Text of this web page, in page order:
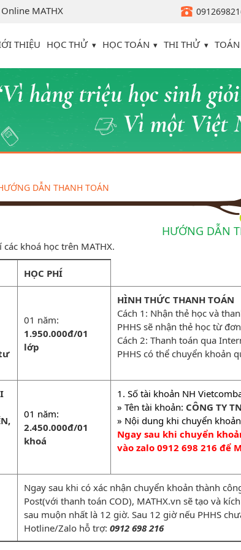
MATHX
THIỆU HỌC THỬ HỌC TOÁN THI THỬ
DẪN THANH TOÁN
HƯỚNG DẪN
khoá học trên MATHX.
HỌC PHÍ
01 năm:
1.950.000đ/01
lớp
HÌNH THỨC THANH TOÁN
Cách 1: Nhận thẻ học và
PHHS sẽ nhận thẻ học từ
Cách 2: Thanh toán qua
PHHS có thể chuyển khoản
01 năm:
2.450.000đ/01
khoá
1. Số tài khoản NH
» Tên tài khoản: CÔNG TY
» Nội dung khi chuyển
Ngay sau khi chuyển
vào zalo 0912 698 216 để
Ngay sau khi có xác nhận chuyển khoản thành
Post(với thanh toán COD), MATHX.vn sẽ tạo và
sau muộn nhất là 12 giờ. Sau 12 giờ nếu PHHS
Hotline/Zalo hỗ trợ: 0912 698 216